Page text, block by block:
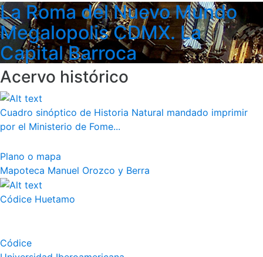
La Roma del Nuevo Mundo
Megalopolis CDMX. La
Capital Barroca
Acervo histórico
Cuadro sinóptico de Historia Natural mandado imprimir
por el Ministerio de Fome...
Plano o mapa
Mapoteca Manuel Orozco y Berra
Códice Huetamo
Códice